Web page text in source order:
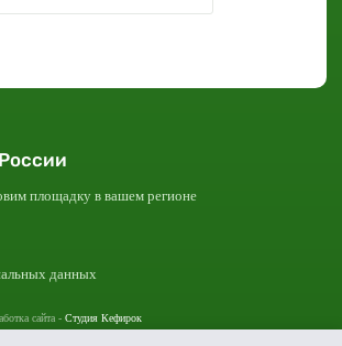
площадку в вашем регионе
данных
сайта - Студия Кефирок